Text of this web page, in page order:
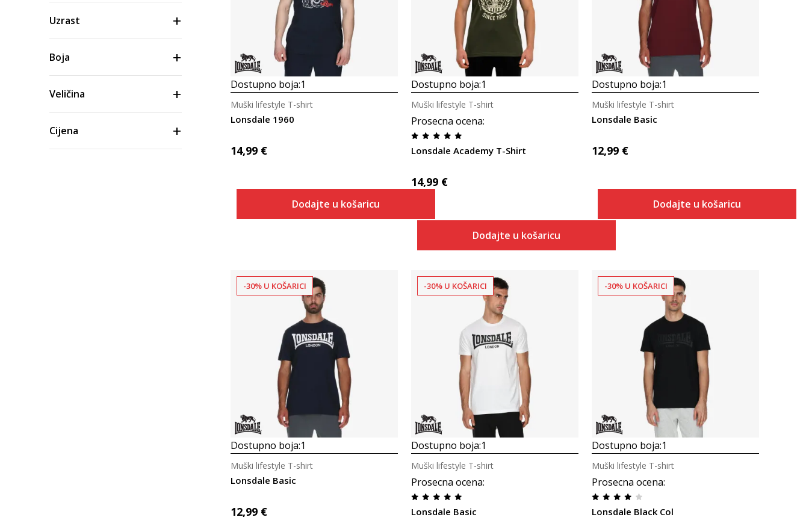
Uzrast
Boja
Veličina
Cijena
Dostupno boja:1
Lonsdale 1960
Muški lifestyle T-shirt
14,99 €
Dodajte u košaricu
Dostupno boja:1
Prosecna ocena:
Lonsdale Academy T-Shirt
Muški lifestyle T-shirt
14,99 €
Dodajte u košaricu
Dostupno boja:1
Lonsdale Basic
Muški lifestyle T-shirt
12,99 €
Dodajte u košaricu
Uporedi
-30% U KOŠARICI
Dostupno boja:1
Lonsdale Basic
Muški lifestyle T-shirt
12,99 €
Uporedi
-30% U KOŠARICI
Dostupno boja:1
Prosecna ocena:
Lonsdale Basic
Muški lifestyle T-shirt
-30% U KOŠARICI
Dostupno boja:1
Prosecna ocena:
Lonsdale Black Col
Muški lifestyle T-shirt